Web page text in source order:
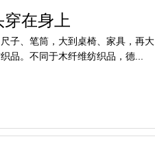
在身上
、笔筒，大到桌椅、家具，再大
品。不同于木纤维纺织品，德...